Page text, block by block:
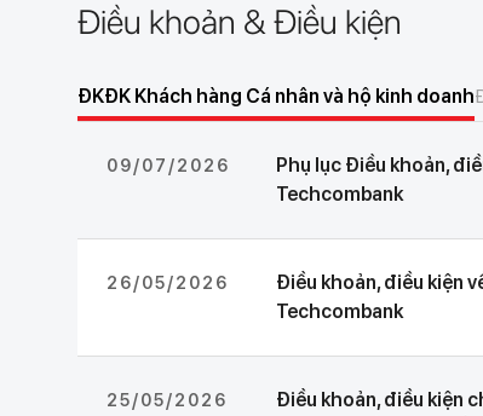
Điều khoản & Điều kiện
ĐKĐK Khách hàng Cá nhân và hộ kinh doanh
09/07/2026
Phụ lục Điều khoản,
Techcombank
26/05/2026
Điều khoản, điều kiện
Techcombank
25/05/2026
Điều khoản, điều kiện